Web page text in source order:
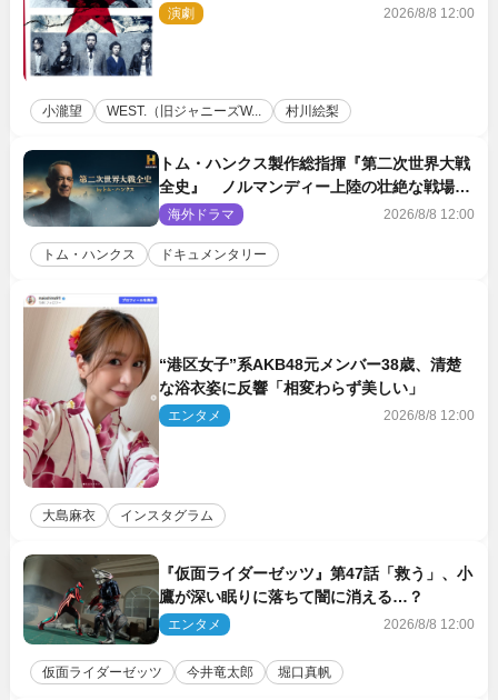
ロール』ビジュアル解禁
演劇 2026/8/8 12:00
小瀧望 WEST.（旧ジャニーズW... 村川絵梨
トム・ハンクス製作総指揮『第二次世界大戦
全史』 ノルマンディー上陸の壮絶な戦場を
収めた特別映像解禁
海外ドラマ 2026/8/8 12:00
トム・ハンクス ドキュメンタリー
“港区女子”系AKB48元メンバー38歳、清楚
な浴衣姿に反響「相変わらず美しい」
エンタメ 2026/8/8 12:00
大島麻衣 インスタグラム
『仮面ライダーゼッツ』第47話「救う」、小
鷹が深い眠りに落ちて闇に消える…？
エンタメ 2026/8/8 12:00
仮面ライダーゼッツ 今井竜太郎 堀口真帆